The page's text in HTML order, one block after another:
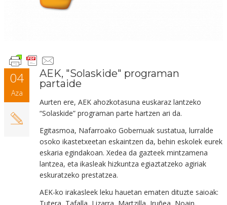
04
Aza
AEK, "Solaskide" programan
partaide
Aurten ere, AEK ahozkotasuna euskaraz lantzeko
“Solaskide” programan parte hartzen ari da.
Egitasmoa, Nafarroako Gobernuak sustatua, lurralde
osoko ikastetxeetan eskaintzen da, behin eskolek eurek
eskaria egindakoan. Xedea da gazteek mintzamena
lantzea, eta ikasleak hizkuntza egiaztatzeko agiriak
eskuratzeko prestatzea.
AEK-ko irakasleek leku hauetan ematen dituzte saioak: